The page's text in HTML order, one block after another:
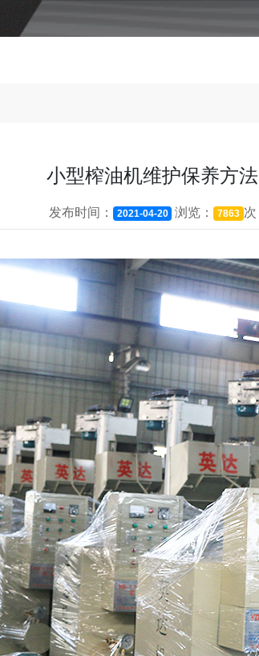
小型榨油机维护保养方法
发布时间： 2021-04-20 浏览： 7863 次